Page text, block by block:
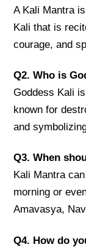
A Kali Mantra
Kali that is
courage, and
Q2. Who is
Goddess Kali
known for
and
Q3. When
Kali Mantra
morning or
Amavasya,
Q4. How do